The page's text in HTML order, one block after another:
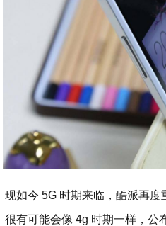
现如今 5G 时期来临，酷派再
很有可能会像 4g 时期一样，公